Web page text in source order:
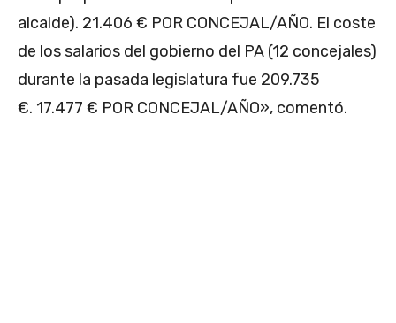
alcalde). 21.406 € POR CONCEJAL/AÑO. El coste
de los salarios del gobierno del PA (12 concejales)
durante la pasada legislatura fue 209.735
€. 17.477 € POR CONCEJAL/AÑO», comentó.